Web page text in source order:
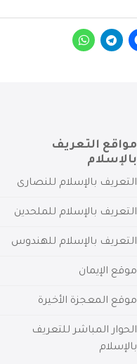
مواقع التعريف
بالإسلام
التعريف بالإسلام للنصارى
التعريف بالإسلام للملحدين
التعريف بالإسلام للهندوس
موقع الإيمان
موقع المعجزة الأخيرة
الحوار المباشر للتعريف
بالإسلام